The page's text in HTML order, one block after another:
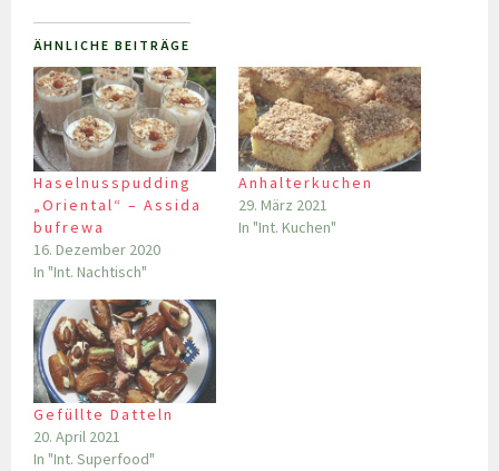
ÄHNLICHE BEITRÄGE
Haselnusspudding
„Oriental“ – Assida
bufrewa
16. Dezember 2020
In "Int. Nachtisch"
Anhalterkuchen
29. März 2021
In "Int. Kuchen"
Gefüllte Datteln
20. April 2021
In "Int. Superfood"